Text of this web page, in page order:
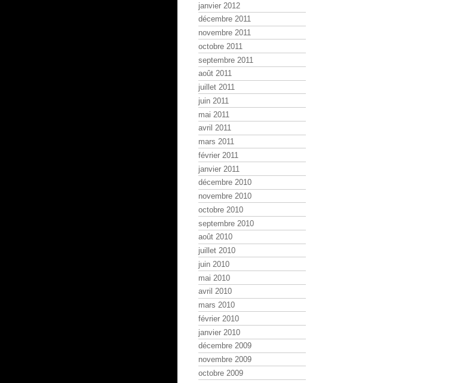
janvier 2012
décembre 2011
novembre 2011
octobre 2011
septembre 2011
août 2011
juillet 2011
juin 2011
mai 2011
avril 2011
mars 2011
février 2011
janvier 2011
décembre 2010
novembre 2010
octobre 2010
septembre 2010
août 2010
juillet 2010
juin 2010
mai 2010
avril 2010
mars 2010
février 2010
janvier 2010
décembre 2009
novembre 2009
octobre 2009